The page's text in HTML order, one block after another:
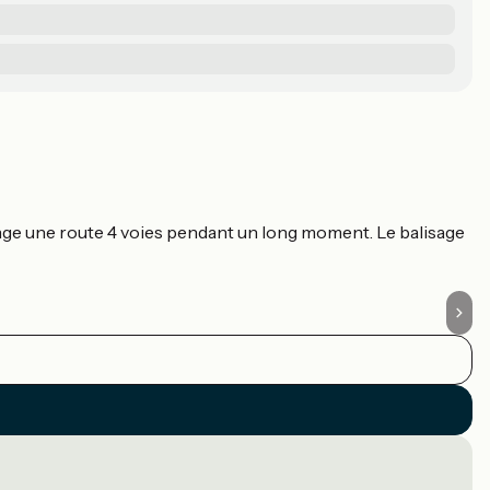
une route 4 voies pendant un long moment. Le balisage